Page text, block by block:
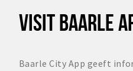
VISIT BAARLE
Baarle City App geeft